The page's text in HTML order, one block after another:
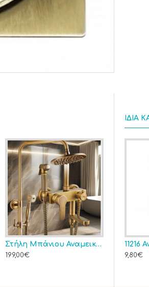
Στήλη Μπάνιου Αναμεικτική Bronze Πλήρες Σετ Bonken HT-506
199,00€
ΊΔΙΑ
53,00€ 9,80€